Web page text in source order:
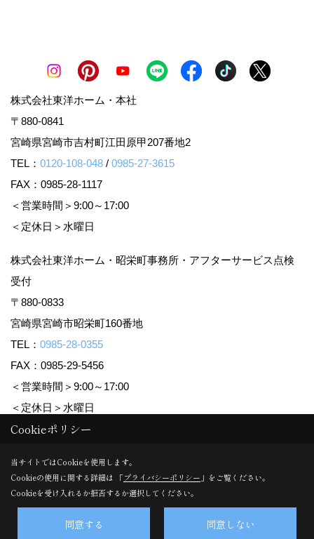
株式会社東洋ホーム・本社
〒880-0841
宮崎県宮崎市吉村町江田原甲207番地2
TEL： 0120-108-048 / 0985-27-3615
FAX：0985-28-1117
＜営業時間＞9:00～17:00
＜定休日＞水曜日
株式会社東洋ホーム・昭栄町事務所・アフターサービス点検
受付
〒880-0833
宮崎県宮崎市昭栄町160番地
TEL： 0985-28-0355
FAX：0985-29-5456
＜営業時間＞9:00～17:00
＜定休日＞水曜日
Copyright (c) TOYO HOME Co., Ltd. All Rights Reserved.
Produced byゴデスクリエイト
Cookieポリシー
当サイトではCookieを使用します。
Cookieの使用に関する詳細は 「プライバシーポリシー 」をご覧ください。
Cookieを受け入れるか拒否するか選択してください。
同意する 同意しない